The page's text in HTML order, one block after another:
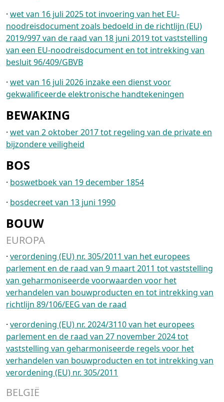
· wet van 16 juli 2025 tot invoering van het EU-
noodreisdocument zoals bedoeld in de richtlijn (EU)
2019/997 van de raad van 18 juni 2019 tot vaststelling
van een EU-noodreisdocument en tot intrekking van
besluit 96/409/GBVB
· wet van 16 juli 2026 inzake een dienst voor
gekwalificeerde elektronische handtekeningen
BEWAKING
· wet van 2 oktober 2017 tot regeling van de private en
bijzondere veiligheid
BOS
· boswetboek van 19 december 1854
· bosdecreet van 13 juni 1990
BOUW
EUROPA
· verordening (EU) nr. 305/2011 van het europees
parlement en de raad van 9 maart 2011 tot vaststelling
van geharmoniseerde voorwaarden voor het
verhandelen van bouwproducten en tot intrekking van
richtlijn 89/106/EEG van de raad
· verordening (EU) nr. 2024/3110 van het europees
parlement en de raad van 27 november 2024 tot
vaststelling van geharmoniseerde regels voor het
verhandelen van bouwproducten en tot intrekking van
verordening (EU) nr. 305/2011
BELGIË